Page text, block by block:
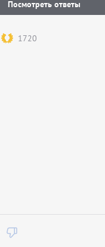
Посмотреть ответы
1720